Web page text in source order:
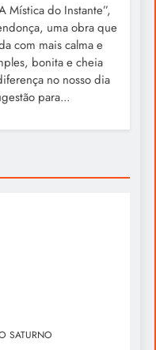
Mística do Instante”,
uma obra que
com mais calma e
bonita e cheia
no nosso dia
para...
SATURNO